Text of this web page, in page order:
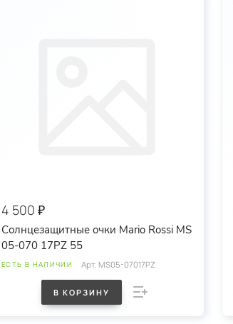
4 500 ₽
Солнцезащитные очки Mario Rossi MS
05-070 17PZ 55
ЕСТЬ В НАЛИЧИИ Арт. MS05-07017PZ
В КОРЗИНУ